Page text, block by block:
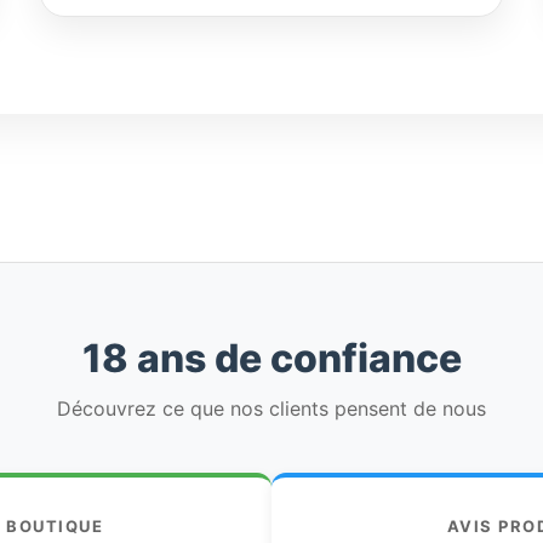
18 ans de confiance
Découvrez ce que nos clients pensent de nous
AVIS